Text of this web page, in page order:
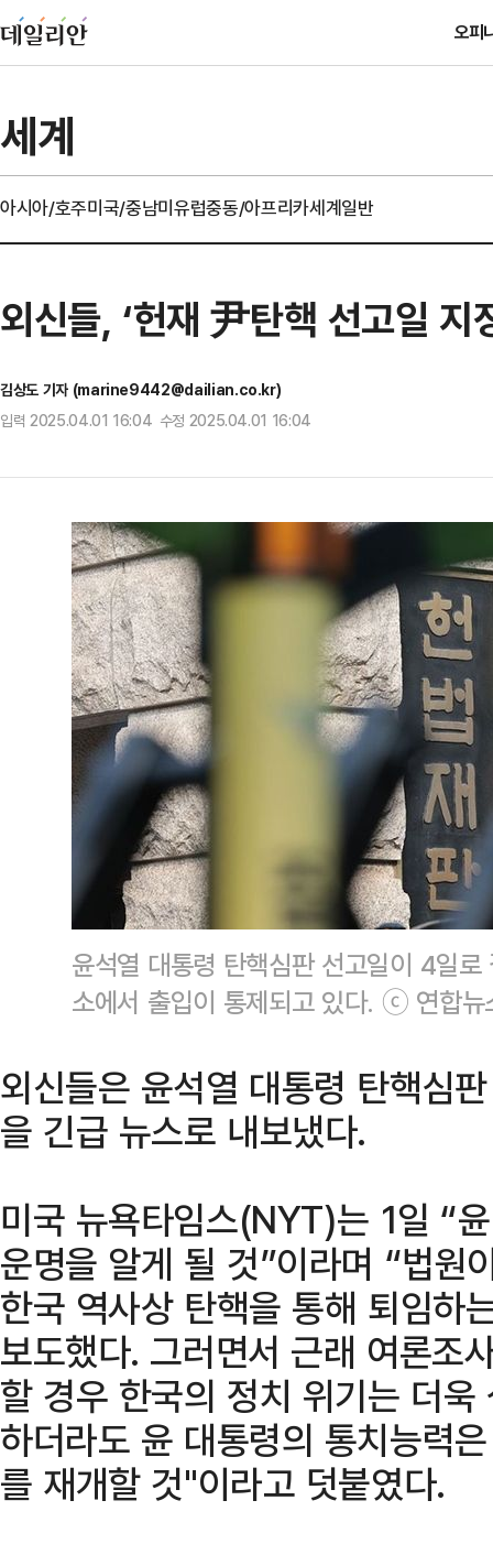
오피
세계
아시아/호주미국/중남미유럽중동/아프리카세계일반
외신들, ‘헌재 尹탄핵 선고일 지
김상도 기자 (marine9442@dailian.co.kr)
입력 2025.04.01 16:04 수정 2025.04.01 16:04
윤석열 대통령 탄핵심판 선고일이 4일
소에서 출입이 통제되고 있다. ⓒ 연합뉴
외신들은 윤석열 대통령 탄핵심
을 긴급 뉴스로 내보냈다.
미국 뉴욕타임스(NYT)는 1일 “
운명을 알게 될 것”이라며 “법원
한국 역사상 탄핵을 통해 퇴임하
보도했다. 그러면서 근래 여론조
할 경우 한국의 정치 위기는 더
하더라도 윤 대통령의 통치능력
를 재개할 것"이라고 덧붙였다.